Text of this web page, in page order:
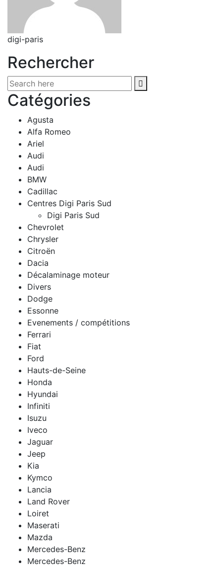
digi-paris
Rechercher
Catégories
Agusta
Alfa Romeo
Ariel
Audi
Audi
BMW
Cadillac
Centres Digi Paris Sud
Digi Paris Sud
Chevrolet
Chrysler
Citroën
Dacia
Décalaminage moteur
Divers
Dodge
Essonne
Evenements / compétitions
Ferrari
Fiat
Ford
Hauts-de-Seine
Honda
Hyundai
Infiniti
Isuzu
Iveco
Jaguar
Jeep
Kia
Kymco
Lancia
Land Rover
Loiret
Maserati
Mazda
Mercedes-Benz
Mercedes-Benz